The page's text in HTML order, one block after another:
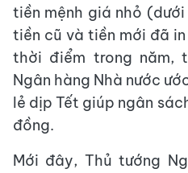
tiền mệnh giá nhỏ
tiền cũ và tiền mới đã
thời điểm trong năm,
Ngân hàng Nhà nước
lẻ dịp Tết giúp ngân
đồng.
Mới đây, Thủ tướng